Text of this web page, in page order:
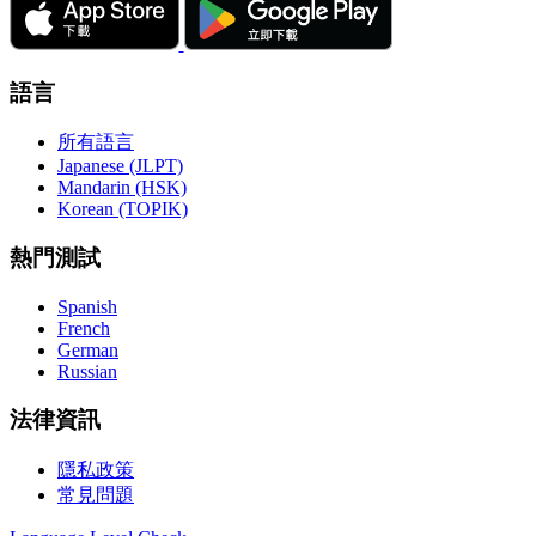
語言
所有語言
Japanese (JLPT)
Mandarin (HSK)
Korean (TOPIK)
熱門測試
Spanish
French
German
Russian
法律資訊
隱私政策
常見問題